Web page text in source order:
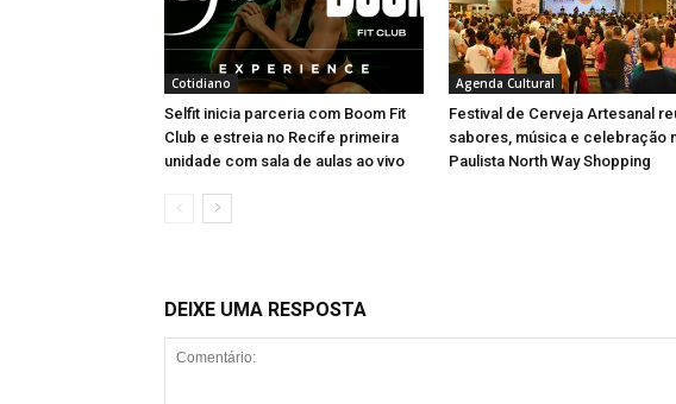
Cotidiano
Selfit inicia parceria com Boom Fit
Club e estreia no Recife primeira
unidade com sala de aulas ao vivo
Agenda Cultural
Festival de Cerveja Artesanal
sabores, música e celebração
Paulista North Way Shopping
DEIXE UMA RESPOSTA